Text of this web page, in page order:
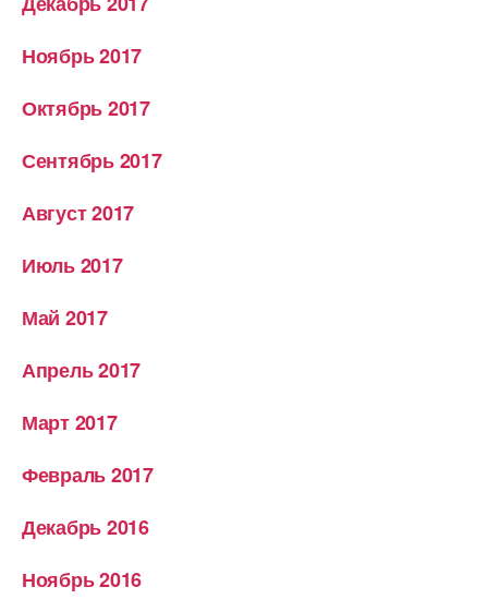
Ноябрь 2017
Октябрь 2017
Сентябрь 2017
Август 2017
Июль 2017
Май 2017
Апрель 2017
Март 2017
Февраль 2017
Декабрь 2016
Ноябрь 2016